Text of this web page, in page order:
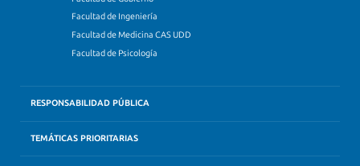
Facultad de Ingeniería
Facultad de Medicina CAS UDD
Facultad de Psicología
RESPONSABILIDAD PÚBLICA
TEMÁTICAS PRIORITARIAS